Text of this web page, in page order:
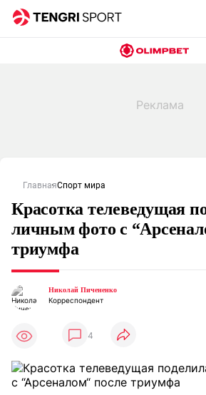
ГлавнаяСпорт мира
Красотка телеведущая
личным фото с
триумфа
Николай Пичененко
Корреспондент
4